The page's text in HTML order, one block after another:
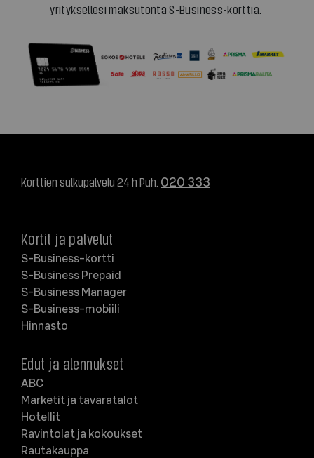
yrityksellesi maksutonta S-Business-korttia.
Korttien sulkupalvelu 24 h Puh. 020 333
Kortit ja palvelut
S-Business-kortti
S-Business Prepaid
S-Business Manager
S-Business-mobiili
Hinnasto
Edut ja alennukset
ABC
Marketit ja tavaratalot
Hotellit
Ravintolat ja kokoukset
Rautakauppa